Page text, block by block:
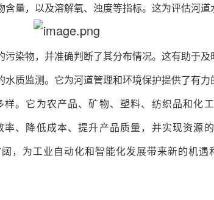
量，以及溶解氧、浊度等指标。这为评估河道
染物，并准确判断了其分布情况。这有助于及
质监测。它为河道管理和环境保护提供了有力
。它为农产品、矿物、塑料、纺织品和化
、降低成本、提升产品质量，并实现资源
，为工业自动化和智能化发展带来新的机遇